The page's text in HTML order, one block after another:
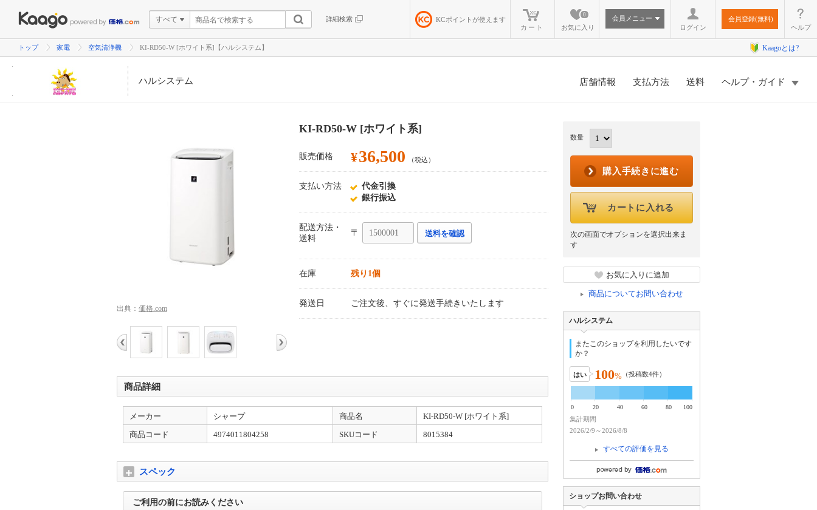
すべて 詳細検索 KCポイントが使えます
カート
お気に入り
0
会員メニュー
ログイン
会員登録(無料)
ヘルプ
トップ 家電 空気清浄機 KI-RD50-W [ホワイト系]【ハルシステム】 Kaagoとは?
ハルシステム 店舗情報 支払方法 送料 ヘルプ・ガイド
出典： 価格.com
KI-RD50-W [ホワイト系]
販売価格 ¥36,500 （税込）
支払い方法
代金引換
銀行振込
配送方法・
送料
〒 送料を確認
在庫 残り1個
発送日 ご注文後、すぐに発送手続きいたします
商品詳細
メーカー シャープ 商品名
KI-RD50-W [ホワイト系]
商品コード
4974011804258 SKUコード 8015384
スペック
ご利用の前にお読みください
数量
購入手続きに進む
カートに入れる
次の画面でオプションを選択出来ま
す
お気に入りに追加
商品についてお問い合わせ
ハルシステム
またこのショップを利用したいです
か？
はい 100% （投稿数4件）
0 20 40 60 80 100
集計期間
2026/2/9～2026/8/8
すべての評価を見る
ショップお問い合わせ